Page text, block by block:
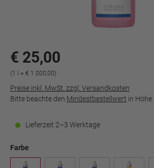
€ 25,00
(1 l = € 1.000,00)
Preise inkl. MwSt. zzgl. Versandkosten
Bitte beachte den Mindestbestellwert in Höhe
Lieferzeit 2–3 Werktage
Farbe